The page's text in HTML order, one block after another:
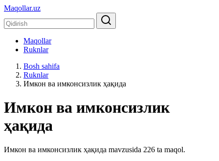
Maqollar.uz
Maqollar
Ruknlar
Bosh sahifa
Ruknlar
Имкон ва имконсизлик ҳақида
Имкон ва имконсизлик
ҳақида
Имкон ва имконсизлик ҳақида mavzusida 226 ta maqol.